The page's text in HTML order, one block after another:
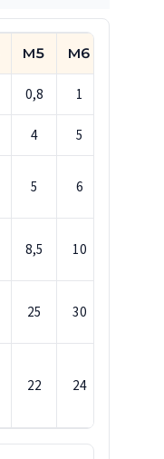
M5 M6
0,8 1
4 5
5 6
8,5 10
25 30
22 24